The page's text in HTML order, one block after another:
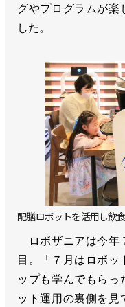
グやプログラムが楽
した。
配膳ロボットを活用し飲
ロボザニアは今年
目。「７月はロボッ
ップも学んでもらっ
ット運用の裏側を見